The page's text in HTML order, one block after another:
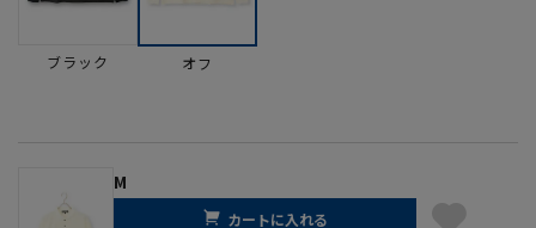
ブラック オフ
M
カートに入れる